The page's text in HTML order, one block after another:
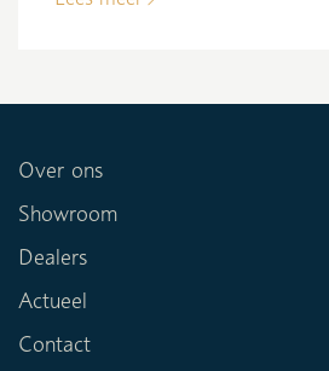
Over ons
Showroom
Dealers
Actueel
Contact